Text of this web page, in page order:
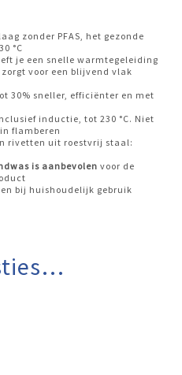
zonder PFAS, het gezonde
°C
je een snelle warmtegeleiding
voor een blijvend vlak
30% sneller, efficiënter en met
inductie, tot 230 °C. Niet
flamberen
rivetten uit roestvrij staal:
is aanbevolen voor de
bij huishoudelijk gebruik